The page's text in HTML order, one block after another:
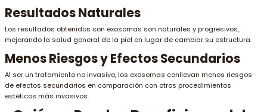
Resultados Naturales
Los resultados obtenidos con exosomas son naturales y progresivos,
mejorando la salud general de la piel en lugar de cambiar su estructura.
Menos Riesgos y Efectos Secundarios
Al ser un tratamiento no invasivo, los exosomas conllevan menos riesgos
de efectos secundarios en comparación con otros procedimientos
estéticos más invasivos.